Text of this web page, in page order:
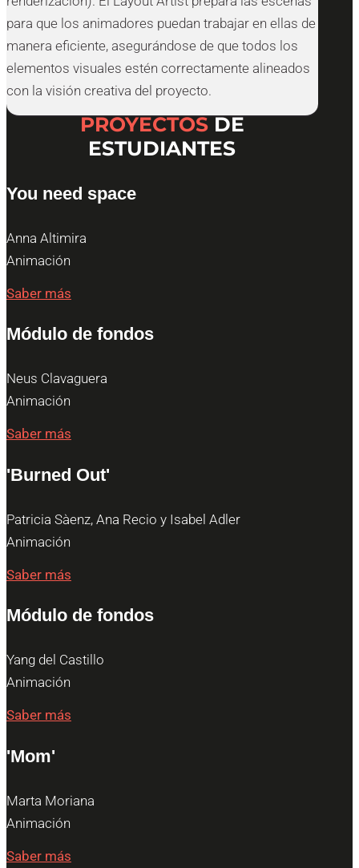
para que los animadores puedan trabajar en ellas de
manera eficiente, asegurándose de que todos los
elementos visuales estén correctamente alineados
con la visión creativa del proyecto.
PROYECTOS DE
ESTUDIANTES
You need space
Anna Altimira
Animación
Saber más
Módulo de fondos
Neus Clavaguera
Animación
Saber más
'Burned Out'
Patricia Sàenz, Ana Recio y Isabel Adler
Animación
Saber más
Módulo de fondos
Yang del Castillo
Animación
Saber más
'Mom'
Marta Moriana
Animación
Saber más